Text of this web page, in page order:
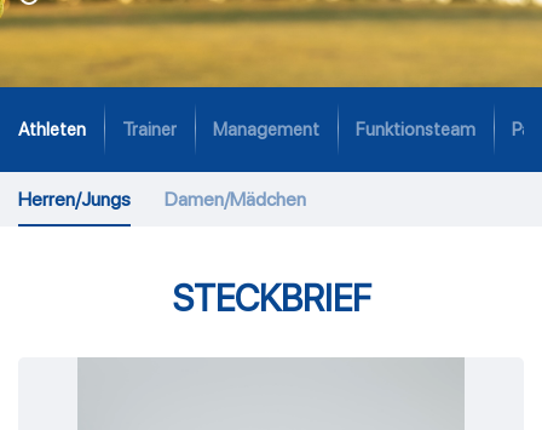
Athleten Trainer Management Funktionsteam
Herren/Jungs Damen/Mädchen
STECKBRIEF